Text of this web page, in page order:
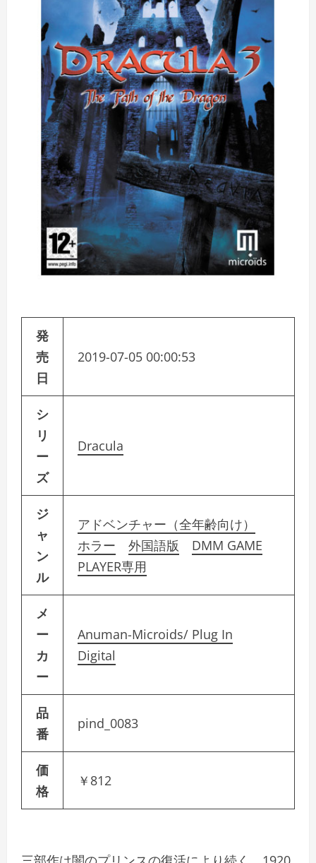
発
売
日
2019-07-05 00:00:53
シ
リ
ー
ズ
Dracula
ジ
ャ
ン
ル
アドベンチャー（全年齢向け）
ホラー
外国語版
DMM GAME
PLAYER専用
メ
ー
カ
ー
Anuman-Microids/ Plug In
Digital
品
番
pind_0083
価
格
￥812